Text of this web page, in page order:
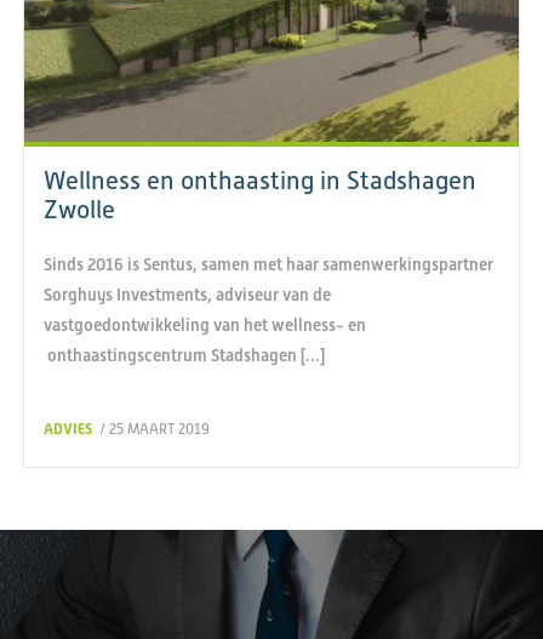
Wellness en onthaasting in Stadshagen
Zwolle
Sinds 2016 is Sentus, samen met haar samenwerkingspartner
Sorghuys Investments, adviseur van de
vastgoedontwikkeling van het wellness- en
onthaastingscentrum Stadshagen […]
ADVIES / 25 MAART 2019